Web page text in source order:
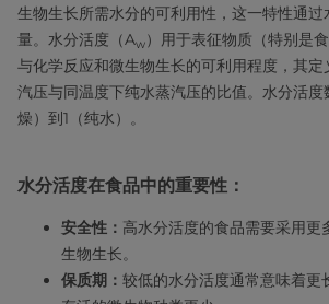
生物生长所需水分的可利用性，这一特性通
量。水分活度（Aw）用于表征物质（特别是
与化学反应和微生物生长的可利用程度，其
汽压与同温度下纯水蒸汽压的比值。水分活
燥）到1（纯水）。
水分活度在食品中的重要性：
安全性： 高水分活度的食品需要采用更
生物生长。
保质期： 较低的水分活度通常意味着更